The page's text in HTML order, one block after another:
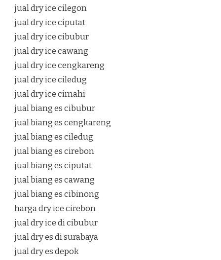
jual dry ice cilegon
jual dry ice ciputat
jual dry ice cibubur
jual dry ice cawang
jual dry ice cengkareng
jual dry ice ciledug
jual dry ice cimahi
jual biang es cibubur
jual biang es cengkareng
jual biang es ciledug
jual biang es cirebon
jual biang es ciputat
jual biang es cawang
jual biang es cibinong
harga dry ice cirebon
jual dry ice di cibubur
jual dry es di surabaya
jual dry es depok